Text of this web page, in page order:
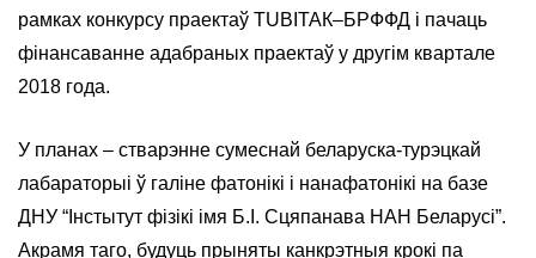
рамках конкурсу праектаў ТUBIТАК–БРФФД і пачаць
фінансаванне адабраных праектаў у другім квартале
2018 года.
У планах – стварэнне сумеснай беларуска-турэцкай
лабараторыі ў галіне фатонікі і нанафатонікі на базе
ДНУ “Інстытут фізікі імя Б.І. Сцяпанава НАН Беларусі”.
Акрамя таго, будуць прыняты канкрэтныя крокі па